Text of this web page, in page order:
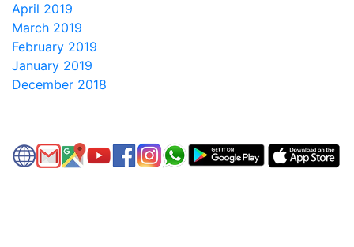
April 2019
March 2019
February 2019
January 2019
December 2018